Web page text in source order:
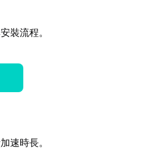
裝流程。
速時長。